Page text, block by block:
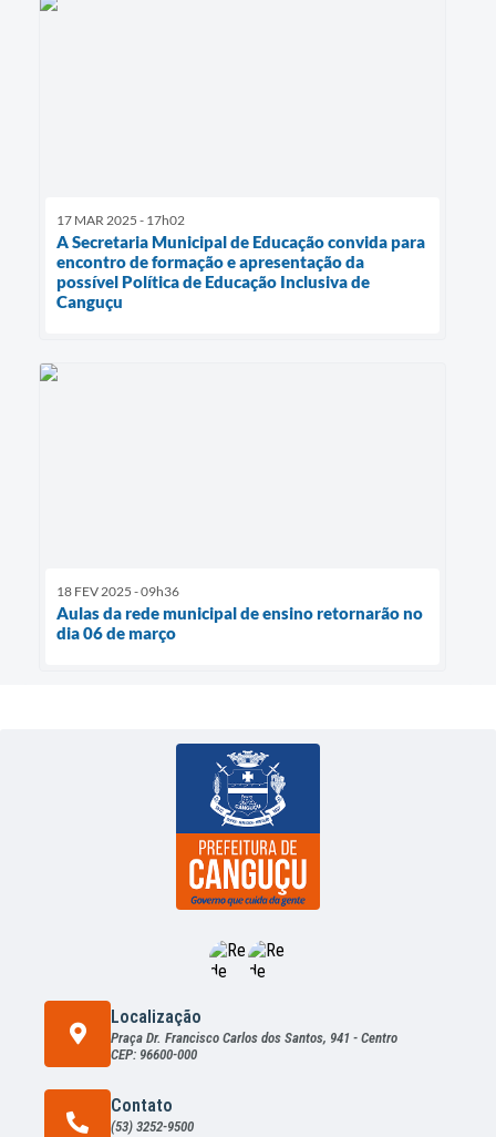
17 MAR 2025 - 17h02
A Secretaria Municipal de Educação convida para
encontro de formação e apresentação da
possível Política de Educação Inclusiva de
Canguçu
18 FEV 2025 - 09h36
Aulas da rede municipal de ensino retornarão no
dia 06 de março
Localização
Praça Dr. Francisco Carlos dos Santos, 941 - Centro
CEP: 96600-000
Contato
(53) 3252-9500